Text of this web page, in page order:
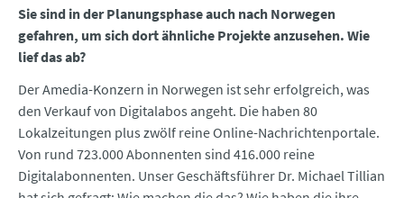
Sie sind in der Planungsphase auch nach Norwegen
gefahren, um sich dort ähnliche Projekte anzusehen. Wie
lief das ab?
Der Amedia-Konzern in Norwegen ist sehr erfolgreich, was
den Verkauf von Digitalabos angeht. Die haben 80
Lokalzeitungen plus zwölf reine Online-Nachrichtenportale.
Von rund 723.000 Abonnenten sind 416.000 reine
Digitalabonnenten. Unser Geschäftsführer Dr. Michael Tillian